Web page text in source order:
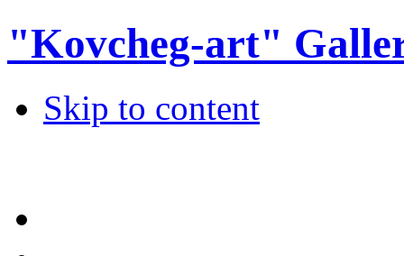
"Kovcheg-art"
Skip to content